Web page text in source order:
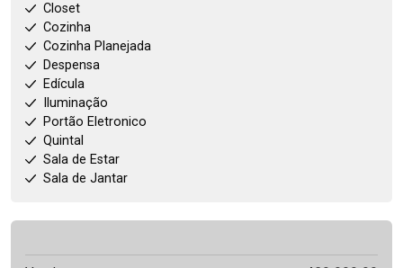
Closet
Cozinha
Cozinha Planejada
Despensa
Edícula
Iluminação
Portão Eletronico
Quintal
Sala de Estar
Sala de Jantar